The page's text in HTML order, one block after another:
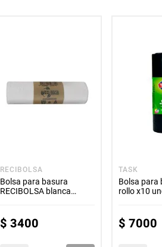
RECIBOLSA
Bolsa para basura
RECIBOLSA blanca
$ 3400
TASK
Bolsa para
rollo x10
$ 7000